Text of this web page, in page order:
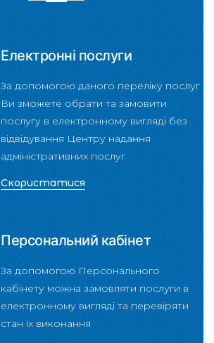
Електронні послуги
За допомогою даного переліку послуг
Ви зможете обрати та замовити
послугу в електронному вигляді без
відвідування Центру надання
адміністративних послуг
Скористатися
Персональний кабінет
За допомогою Персонального
кабінету можна замовляти послуги в
електронному вигляді та перевіряти
стан їх виконання